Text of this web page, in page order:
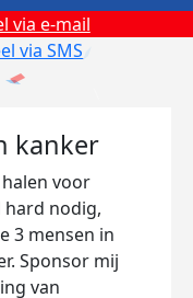
via e-mail
via SMS
kanker
voor
hard nodig,
3 mensen in
Sponsor mij
van